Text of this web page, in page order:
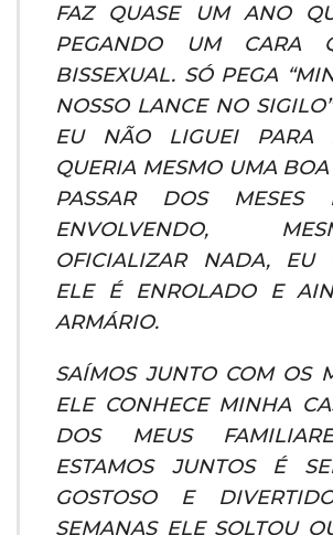
FAZ QUASE UM ANO
PEGANDO UM CARA
BISSEXUAL. SÓ PEGA
NOSSO LANCE NO
EU NÃO LIGUEI PARA
QUERIA MESMO UMA
PASSAR DOS MESES
ENVOLVENDO,
OFICIALIZAR NADA, EU
ELE É ENROLADO E
ARMÁRIO.
SAÍMOS JUNTO COM OS
ELE CONHECE MINHA
DOS MEUS
ESTAMOS JUNTOS É
GOSTOSO E
SEMANAS ELE SOLTOU